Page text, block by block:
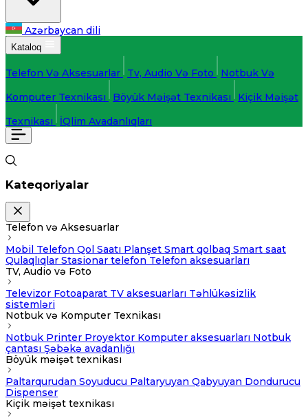
Azərbaycan dili
Kataloq
Telefon Və Aksesuarlar Tv, Audio Və Foto
Notbuk Və
Komputer Texnikası
Böyük Məişət Texnikası
Kiçik Məişət
Texnikası
İQlim Avadanlıqları
Kateqoriyalar
Telefon və Aksesuarlar
Mobil Telefon Qol Saatı Planşet Smart qolbaq Smart saat
Qulaqlıqlar Stasionar telefon Telefon aksesuarları
TV, Audio və Foto
Televizor Fotoaparat TV aksesuarları Təhlükəsizlik
sistemləri
Notbuk və Komputer Texnikası
Notbuk Printer Proyektor Komputer aksesuarları Notbuk
çantası Şəbəkə avadanlığı
Böyük məişət texnikası
Paltarqurudan Soyuducu Paltaryuyan Qabyuyan Dondurucu
Dispenser
Kiçik məişət texnikası